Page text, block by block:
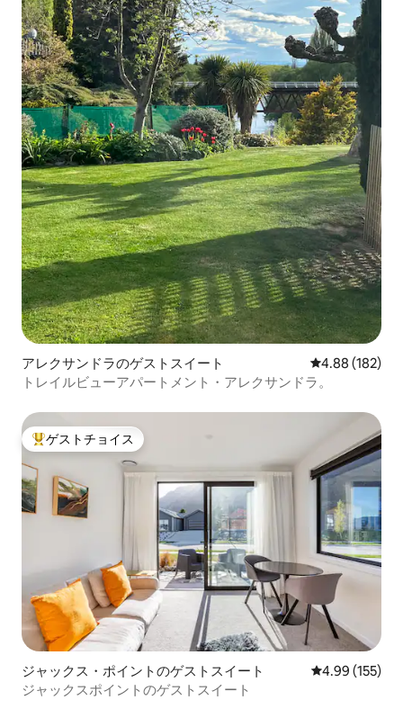
アレクサンドラのゲストスイート レビュー182
4.88 (182)
トレイルビューアパートメント・アレクサンドラ。
大好評のゲストチョイスです。
ゲストチョイス
ジャックス・ポイントのゲストスイート レビュー155
4.99 (155)
ジャックスポイントのゲストスイート